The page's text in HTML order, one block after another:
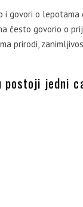
govori o lepotama
često govorio o
prirodi,
postoji jedni